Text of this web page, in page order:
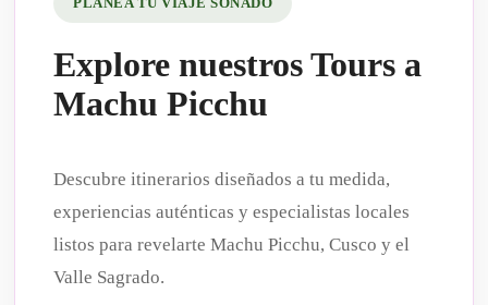
Explore nuestros Tours a
Machu Picchu
Descubre itinerarios diseñados a tu medida,
experiencias auténticas y especialistas locales
listos para revelarte Machu Picchu, Cusco y el
Valle Sagrado.